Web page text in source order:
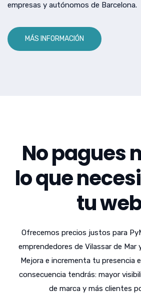
empresas y autónomos de Barcelona.
MÁS INFORMACIÓN
No pagues
lo que
tu
Ofrecemos precios justos para
emprendedores de Vilassar de Mar
Mejora e incrementa tu presencia
consecuencia tendrás: mayor
de marca y más clientes